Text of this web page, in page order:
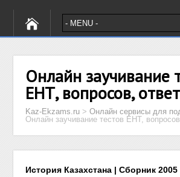
Онлайн заучивание
ЕНТ, вопросов,
Kaz-Ekzams.ru >Онлайн сервисы для
Онлайн заучивание тестов ЕНТ,
История Казахстана | Сборник